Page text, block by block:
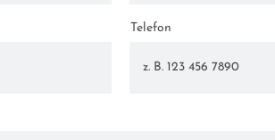
Telefon